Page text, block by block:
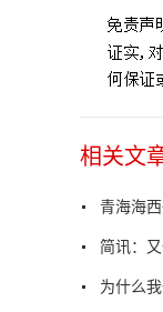
相关文
青海海
简讯：
为什么